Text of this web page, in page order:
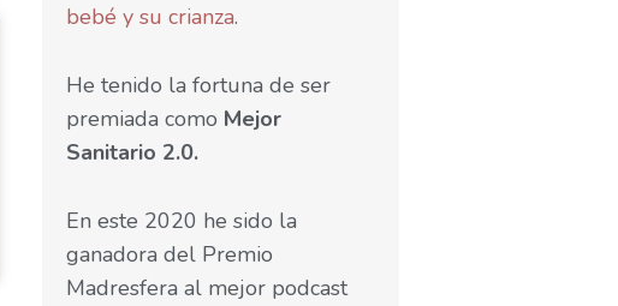
bebé y su crianza.
He tenido la fortuna de ser
premiada como Mejor
Sanitario 2.0.
En este 2020 he sido la
ganadora del Premio
Madresfera al mejor podcast